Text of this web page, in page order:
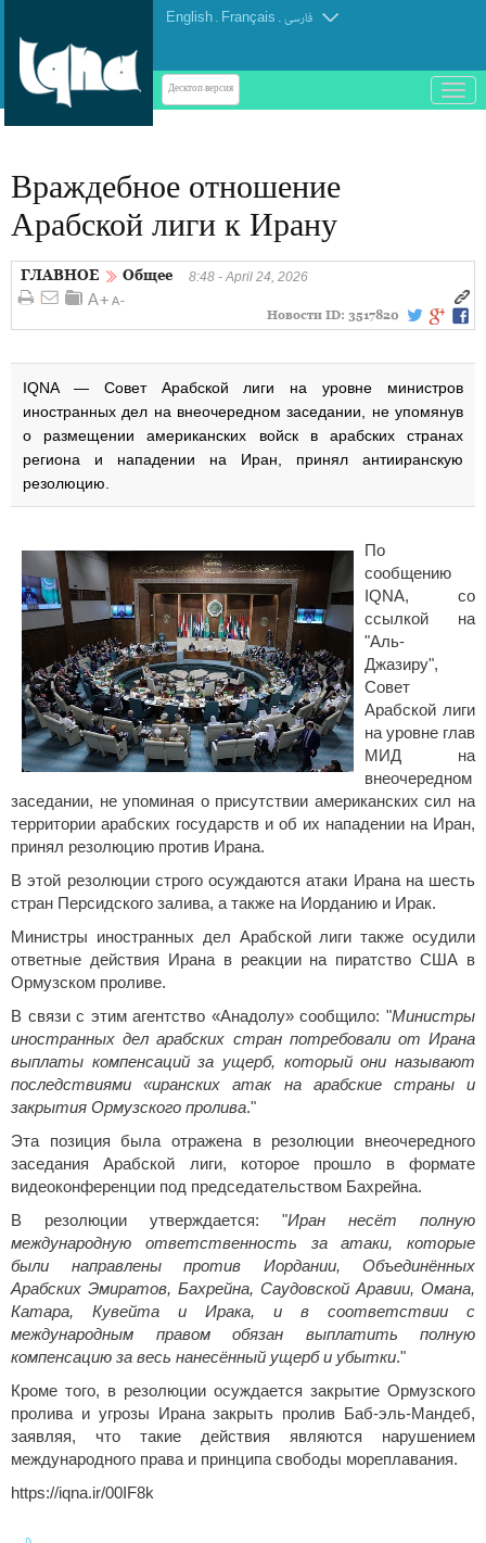
English . Français . فارسی
Десктоп-версия
باز
و
Враждебное отношение
Арабской лиги к Ирану
ГЛАВНОЕ Общее 8:48 - April 24, 2026
Новости ID: 3517820
IQNA — Совет Арабской лиги на уровне министров
иностранных дел на внеочередном заседании, не упомянув
о размещении американских войск в арабских странах
региона и нападении на Иран, принял антииранскую
резолюцию.
По
сообщению
IQNA, со
ссылкой на
"Аль-
Джазиру",
Совет
Арабской лиги
на уровне глав
МИД на
внеочередном
заседании, не упоминая о присутствии американских сил на
территории арабских государств и об их нападении на Иран,
принял резолюцию против Ирана.
В этой резолюции строго осуждаются атаки Ирана на шесть
стран Персидского залива, а также на Иорданию и Ирак.
Министры иностранных дел Арабской лиги также осудили
ответные действия Ирана в реакции на пиратство США в
Ормузском проливе.
В связи с этим агентство «Анадолу» сообщило: "Министры
иностранных дел арабских стран потребовали от Ирана
выплаты компенсаций за ущерб, который они называют
последствиями «иранских атак на арабские страны и
закрытия Ормузского пролива."
Эта позиция была отражена в резолюции внеочередного
заседания Арабской лиги, которое прошло в формате
видеоконференции под председательством Бахрейна.
В резолюции утверждается: "Иран несёт полную
международную ответственность за атаки, которые
были направлены против Иордании, Объединённых
Арабских Эмиратов, Бахрейна, Саудовской Аравии, Омана,
Катара, Кувейта и Ирака, и в соответствии с
международным правом обязан выплатить полную
компенсацию за весь нанесённый ущерб и убытки."
Кроме того, в резолюции осуждается закрытие Ормузского
пролива и угрозы Ирана закрыть пролив Баб-эль-Мандеб,
заявляя, что такие действия являются нарушением
международного права и принципа свободы мореплавания.
https://iqna.ir/00IF8k